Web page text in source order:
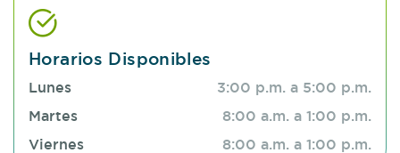
Horarios Disponibles
Lunes
3:00 p.m. a 5:00 p.m.
Martes
8:00 a.m. a 1:00 p.m.
Viernes
8:00 a.m. a 1:00 p.m.